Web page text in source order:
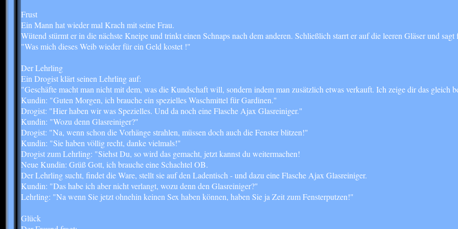
Frust
Ein Mann hat wieder mal Krach mit seine Frau.
Wütend stürmt er in die nächste Kneipe und trinkt einen Schnaps nach dem anderen. Schließlich starrt er auf die leeren Gläser und sagt
"Was mich dieses Weib wieder für ein Geld kostet !"
Der Lehrling
Ein Drogist klärt seinen Lehrling auf:
"Geschäfte macht man nicht mit dem, was die Kundschaft will, sondern indem man zusätzlich etwas verkauft. Ich zeige dir das gleich
Kundin: "Guten Morgen, ich brauche ein spezielles Waschmittel für Gardinen."
Drogist: "Hier haben wir was Spezielles. Und da noch eine Flasche Ajax Glasreiniger."
Kundin: "Wozu denn Glasreiniger?"
Drogist: "Na, wenn schon die Vorhänge strahlen, müssen doch auch die Fenster blitzen!"
Kundin: "Sie haben völlig recht, danke vielmals!"
Drogist zum Lehrling: "Siehst Du, so wird das gemacht, jetzt kannst du weitermachen!
Neue Kundin: Grüß Gott, ich brauche eine Schachtel OB.
Der Lehrling sucht, findet die Ware, stellt sie auf den Ladentisch - und dazu eine Flasche Ajax Glasreiniger.
Kundin: "Das habe ich aber nicht verlangt, wozu denn den Glasreiniger?"
Lehrling: "Na wenn Sie jetzt ohnehin keinen Sex haben können, haben Sie ja Zeit zum Fensterputzen!"
Glück